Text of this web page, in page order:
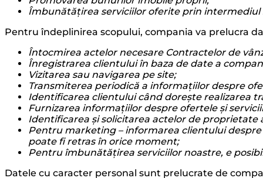
Îmbunătățirea serviciilor oferite prin intermediul
Pentru îndeplinirea scopului, compania va prelucra
Întocmirea actelor necesare Contractelor de
Înregistrarea clientului în baza de date a
Vizitarea sau navigarea pe site;
Transmiterea periodică a informațiilor despre
Identificarea clientului când dorește realizarea
Furnizarea informațiilor despre ofertele și
Identificarea și solicitarea actelor de
Pentru marketing – informarea clientului
poate fi retras în orice moment;
Pentru îmbunătățirea serviciilor noastre, e
Datele cu caracter personal sunt prelucrate de